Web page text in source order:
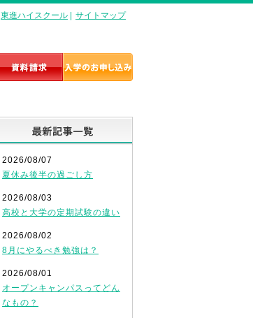
東進ハイスクール サイトマップ
2026/08/07
夏休み後半の過ごし方
2026/08/03
高校と大学の定期試験の違い
2026/08/02
8月にやるべき勉強は？
2026/08/01
オープンキャンパスってどん
なもの？